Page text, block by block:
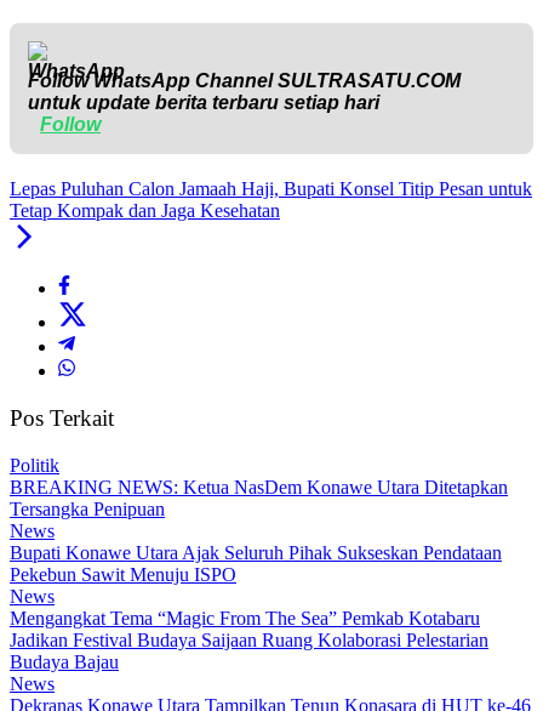
Follow WhatsApp ChannelSULTRASATU.COM
untuk update berita terbaru setiap hari
Follow
Lepas Puluhan Calon Jamaah Haji, Bupati Konsel Titip Pesan untuk
Tetap Kompak dan Jaga Kesehatan
Pos Terkait
Politik
BREAKING NEWS: Ketua NasDem Konawe Utara Ditetapkan
Tersangka Penipuan
News
Bupati Konawe Utara Ajak Seluruh Pihak Sukseskan Pendataan
Pekebun Sawit Menuju ISPO
News
Mengangkat Tema “Magic From The Sea” Pemkab Kotabaru
Jadikan Festival Budaya Saijaan Ruang Kolaborasi Pelestarian
Budaya Bajau
News
Dekranas Konawe Utara Tampilkan Tenun Konasara di HUT ke-46